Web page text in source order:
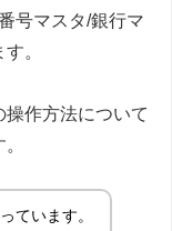
号マスタ/銀行マ
。
作方法について
ています。